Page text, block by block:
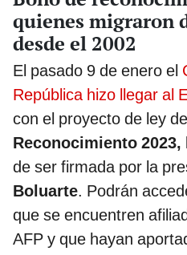
quienes migraron
desde el 2002
El pasado 9 de enero el
República hizo llegar al
con el proyecto de ley
Reconocimiento 2023,
de ser firmada por la
Boluarte. Podrán
que se encuentren
AFP y que hayan